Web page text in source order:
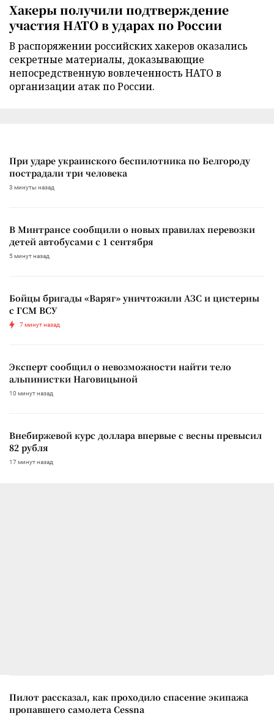
Хакеры получили подтверждение
участия НАТО в ударах по России
В распоряжении российских хакеров оказались
секретные материалы, доказывающие
непосредственную вовлеченность НАТО в
организации атак по России.
При ударе украинского беспилотника по Белгороду
пострадали три человека
3 минуты назад
В Минтрансе сообщили о новых правилах перевозки
детей автобусами с 1 сентября
5 минут назад
Бойцы бригады «Варяг» уничтожили АЗС и цистерны
с ГСМ ВСУ
7 минут назад
Эксперт сообщил о невозможности найти тело
альпинистки Наговицыной
10 минут назад
Внебиржевой курс доллара впервые с весны превысил
82 рубля
17 минут назад
Пилот рассказал, как проходило спасение экипажа
пропавшего самолета Cessna